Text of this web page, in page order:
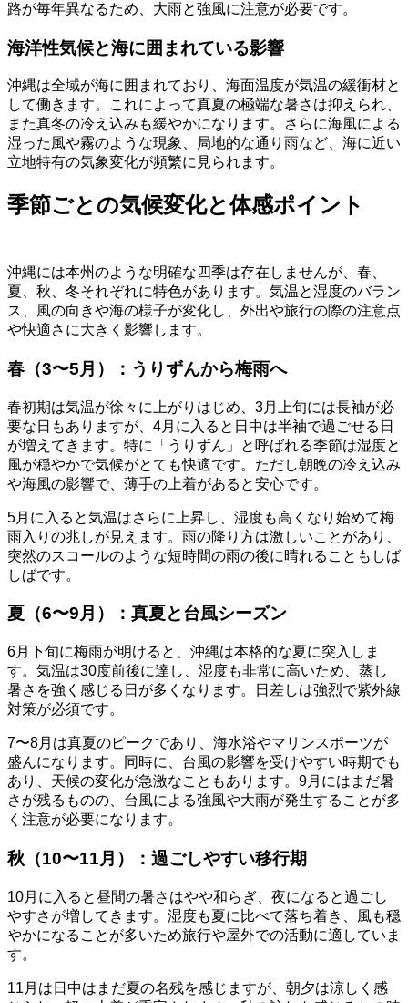
路が毎年異なるため、大雨と強風に注意が必要です。
海洋性気候と海に囲まれている影響
沖縄は全域が海に囲まれており、海面温度が気温の緩衝材と
して働きます。これによって真夏の極端な暑さは抑えられ、
また真冬の冷え込みも緩やかになります。さらに海風による
湿った風や霧のような現象、局地的な通り雨など、海に近い
立地特有の気象変化が頻繁に見られます。
季節ごとの気候変化と体感ポイント
沖縄には本州のような明確な四季は存在しませんが、春、
夏、秋、冬それぞれに特色があります。気温と湿度のバラン
ス、風の向きや海の様子が変化し、外出や旅行の際の注意点
や快適さに大きく影響します。
春（3〜5月）：うりずんから梅雨へ
春初期は気温が徐々に上がりはじめ、3月上旬には長袖が必
要な日もありますが、4月に入ると日中は半袖で過ごせる日
が増えてきます。特に「うりずん」と呼ばれる季節は湿度と
風が穏やかで気候がとても快適です。ただし朝晩の冷え込み
や海風の影響で、薄手の上着があると安心です。
5月に入ると気温はさらに上昇し、湿度も高くなり始めて梅
雨入りの兆しが見えます。雨の降り方は激しいことがあり、
突然のスコールのような短時間の雨の後に晴れることもしば
しばです。
夏（6〜9月）：真夏と台風シーズン
6月下旬に梅雨が明けると、沖縄は本格的な夏に突入しま
す。気温は30度前後に達し、湿度も非常に高いため、蒸し
暑さを強く感じる日が多くなります。日差しは強烈で紫外線
対策が必須です。
7〜8月は真夏のピークであり、海水浴やマリンスポーツが
盛んになります。同時に、台風の影響を受けやすい時期でも
あり、天候の変化が急激なこともあります。9月にはまだ暑
さが残るものの、台風による強風や大雨が発生することが多
く注意が必要になります。
秋（10〜11月）：過ごしやすい移行期
10月に入ると昼間の暑さはやや和らぎ、夜になると過ごし
やすさが増してきます。湿度も夏に比べて落ち着き、風も穏
やかになることが多いため旅行や屋外での活動に適していま
す。
11月は日中はまだ夏の名残を感じますが、朝夕は涼しく感